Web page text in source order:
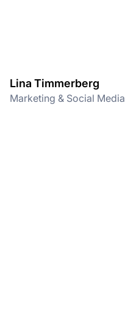
Lina Timmerberg
Marketing & Social Media